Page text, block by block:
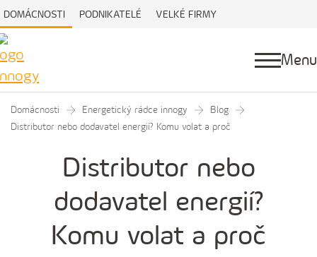
DOMÁCNOSTI PODNIKATELÉ VELKÉ FIRMY
Menu
Domácnosti Energetický rádce innogy
Blog
Distributor nebo dodavatel energií? Komu volat a proč
Distributor nebo
dodavatel energií?
Komu volat a proč